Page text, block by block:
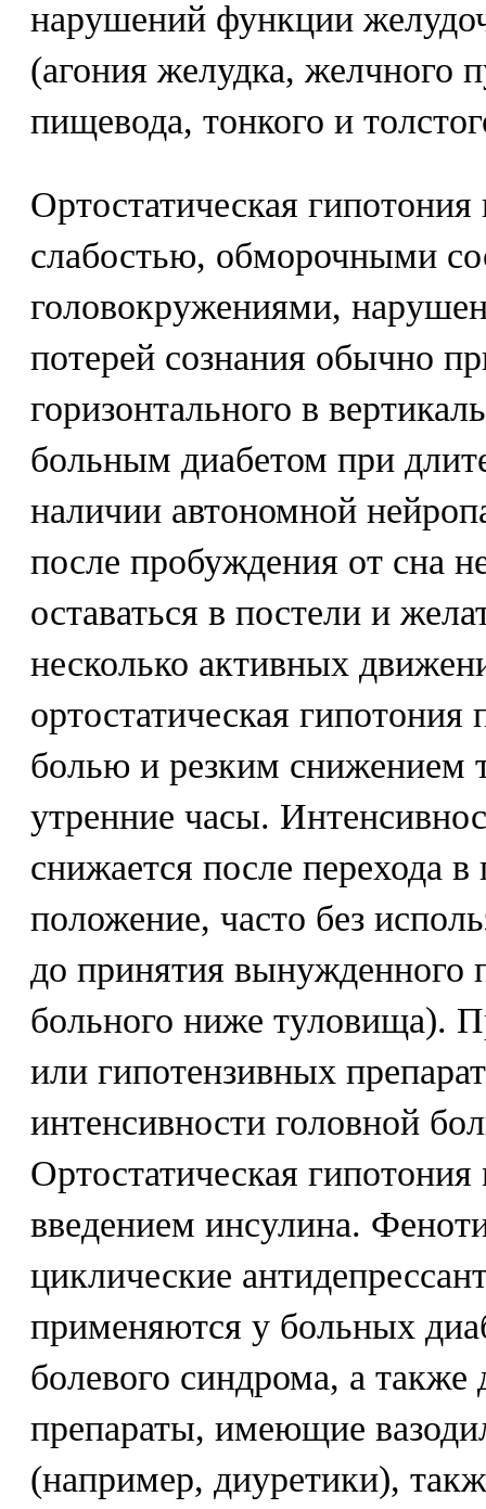
нарушений функции
(агония желудка, желчного
пищевода, тонкого и
Ортостатическая
слабостью, обморочными
головокружениями,
потерей сознания обычно
горизонтального в
больным диабетом при
наличии автономной
после пробуждения от сна
оставаться в постели и
несколько активных
ортостатическая гипотония
болью и резким снижением
утренние часы.
снижается после перехода в
положение, часто без
до принятия вынужденного
больного ниже туловища).
или гипотензивных
интенсивности головной
Ортостатическая
введением инсулина.
циклические
применяются у больных
болевого синдрома, а также
препараты, имеющие
(например, диуретики),